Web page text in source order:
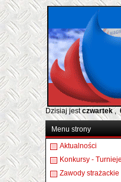
Dzisiaj jestczwartek,
Menu strony
Aktualności
Konkursy - Turnieje
Zawody strażackie